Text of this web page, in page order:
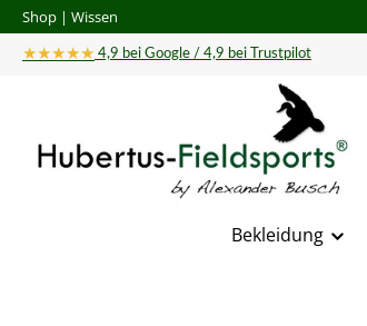
Hauptinhalt springen
Zur Suche springen
Zur Hauptnavigation springen
Shop | Wissen
★★★★★ 4,9 bei Google / 4,9 bei Trustpilot
Bekleidung